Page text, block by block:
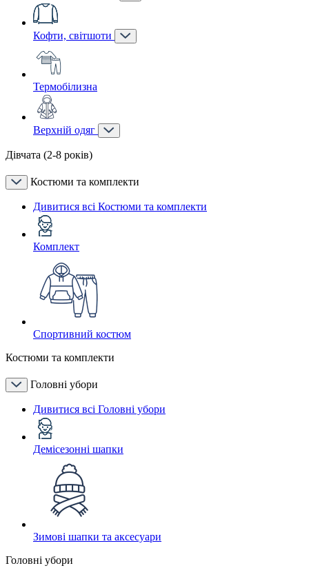
Кофти, світшоти
Термобілизна
Верхній одяг
Дівчата (2-8 років)
Костюми та комплекти
Дивитися всі Костюми та комплекти
Комплект
Спортивний костюм
Костюми та комплекти
Головні убори
Дивитися всі Головні убори
Демісезонні шапки
Зимові шапки та аксесуари
Головні убори